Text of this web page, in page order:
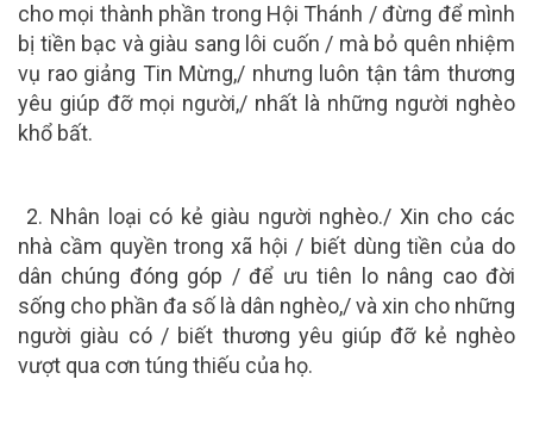
cho mọi thành phần trong Hội Thánh / đừng để mình
bị tiền bạc và giàu sang lôi cuốn / mà bỏ quên nhiệm
vụ rao giảng Tin Mừng,/ nhưng luôn tận tâm thương
yêu giúp đỡ mọi người,/ nhất là những người nghèo
khổ bất.
2. Nhân loại có kẻ giàu người nghèo./ Xin cho các
nhà cầm quyền trong xã hội / biết dùng tiền của do
dân chúng đóng góp / để ưu tiên lo nâng cao đời
sống cho phần đa số là dân nghèo,/ và xin cho những
người giàu có / biết thương yêu giúp đỡ kẻ nghèo
vượt qua cơn túng thiếu của họ.